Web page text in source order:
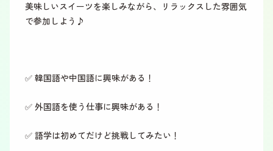
美味しいスイーツを楽しみながら、リラックスした雰囲気
で参加しよう♪
✅ 韓国語や中国語に興味がある！
✅ 外国語を使う仕事に興味がある！
✅ 語学は初めてだけど挑戦してみたい！